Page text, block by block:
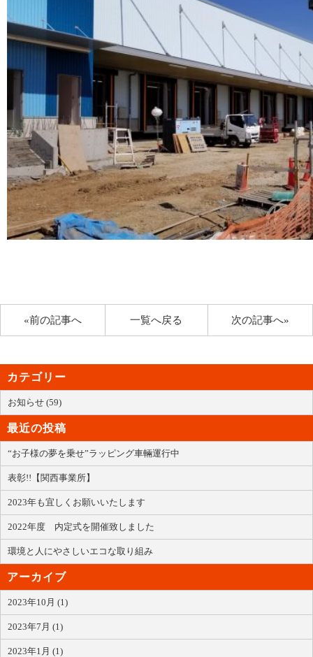
«前の記事へ 次の記事へ»
一覧へ戻る
カテゴリー
お知らせ (59)
最近の投稿
“お子様の夢を乗せ”ラッピング車輛運行中
表彰!!【関西事業所】
2023年も宜しくお願いいたします
2022年度 内定式を開催致しました
環境と人にやさしいエコな取り組み
アーカイブ
2023年10月 (1)
2023年7月 (1)
2023年1月 (1)